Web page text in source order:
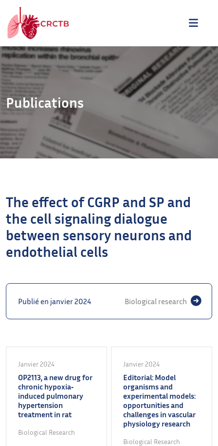
Aller au contenu
Publications
The effect of CGRP and SP and
the cell signaling dialogue
between sensory neurons and
endothelial cells
Publié en janvier 2024 Biological research
Janvier 2024
OP2113, a new drug for
chronic hypoxia‐
induced pulmonary
hypertension
treatment in rat
Biological Research
Janvier 2024
Editorial: Model
organisms and
experimental models:
opportunities and
challenges in vascular
physiology research
Biological Research